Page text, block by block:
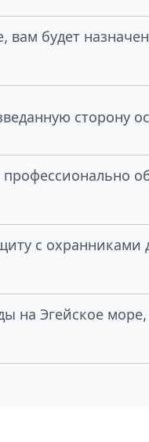
вам будет
сторону
профессионально
с охранниками
на Эгейское